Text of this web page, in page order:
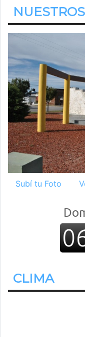
Subí tu Foto
CLIMA